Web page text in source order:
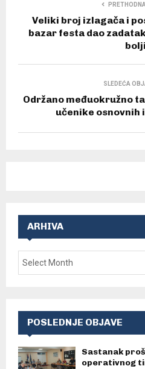
Veliki broj izlagača i
bazar festa dao
bolji
SLEDEĆA
Održano međuokružno
učenike osnovnih
ARHIVA
POSLEDNJE OBJAVE
Sastanak
operativnog